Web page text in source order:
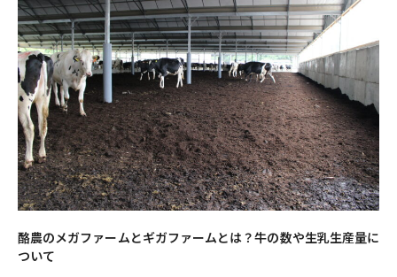
酪農のメガファームとギガファームとは？牛の数や生乳生産量に
ついて